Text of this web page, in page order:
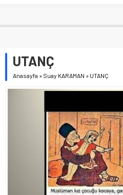
UTANÇ
Anasayfa » Suay KARAMAN » UTANÇ